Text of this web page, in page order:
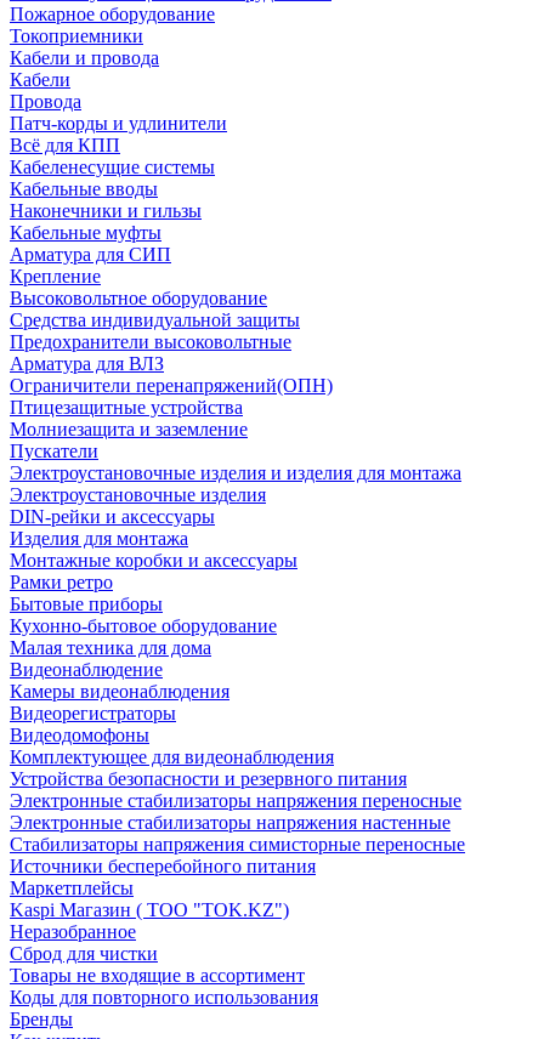
Пожарное оборудование
Токоприемники
Кабели и провода
Кабели
Провода
Патч-корды и удлинители
Всё для КПП
Кабеленесущие системы
Кабельные вводы
Наконечники и гильзы
Кабельные муфты
Арматура для СИП
Крепление
Высоковольтное оборудование
Средства индивидуальной защиты
Предохранители высоковольтные
Арматура для ВЛЗ
Ограничители перенапряжений(ОПН)
Птицезащитные устройства
Молниезащита и заземление
Пускатели
Электроустановочные изделия и изделия для монтажа
Электроустановочные изделия
DIN-рейки и аксессуары
Изделия для монтажа
Монтажные коробки и аксессуары
Рамки ретро
Бытовые приборы
Кухонно-бытовое оборудование
Малая техника для дома
Видеонаблюдение
Камеры видеонаблюдения
Видеорегистраторы
Видеодомофоны
Комплектующее для видеонаблюдения
Устройства безопасности и резервного питания
Электронные стабилизаторы напряжения переносные
Электронные стабилизаторы напряжения настенные
Стабилизаторы напряжения симисторные переносные
Источники бесперебойного питания
Маркетплейсы
Kaspi Магазин ( ТОО "TOK.KZ")
Неразобранное
Сброд для чистки
Товары не входящие в ассортимент
Коды для повторного использования
Бренды